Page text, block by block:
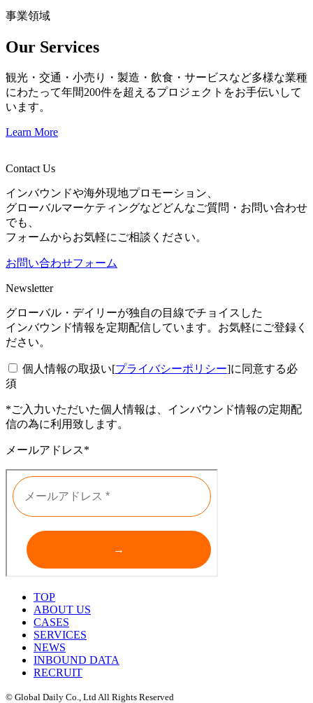
事業領域
Our Services
観光・交通・小売り・製造・飲食・サービスなど多様な業種
にわたって年間200件を超えるプロジェクトをお手伝いして
います。
Learn More
Contact Us
インバウンドや海外現地プロモーション、
グローバルマーケティングなどどんなご質問・お問い合わせ
でも、
フォームからお気軽にご相談ください。
お問い合わせフォーム
Newsletter
グローバル・デイリーが独自の目線でチョイスした
インバウンド情報を定期配信しています。お気軽にご登録く
ださい。
個人情報の取扱い[プライバシーポリシー]に同意する必
須
*ご入力いただいた個人情報は、インバウンド情報の定期配
信の為に利用致します。
メールアドレス*
TOP
ABOUT US
CASES
SERVICES
NEWS
INBOUND DATA
RECRUIT
© Global Daily Co., Ltd All Rights Reserved